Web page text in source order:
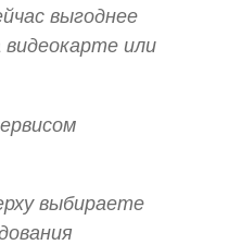
выгоднее
или
выбираете